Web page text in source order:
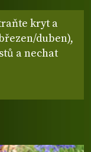
kryt a
duben),
a nechat